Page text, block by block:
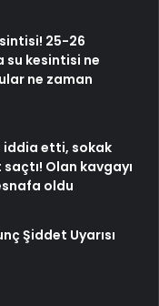
25-26
su kesintisi ne
ne zaman
iddia etti, sokak
Olan kavgayı
oldu
Şiddet Uyarısı